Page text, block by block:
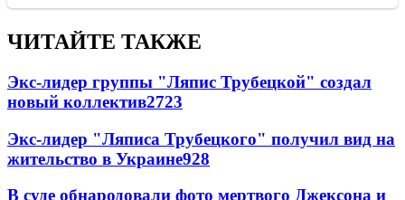
ЧИТАЙТЕ ТАКЖЕ
Экс-лидер группы "Ляпис Трубецкой" создал
новый коллектив2723
Экс-лидер "Ляписа Трубецкого" получил вид на
жительство в Украине928
В суде обнародовали фото мертвого Джексона и